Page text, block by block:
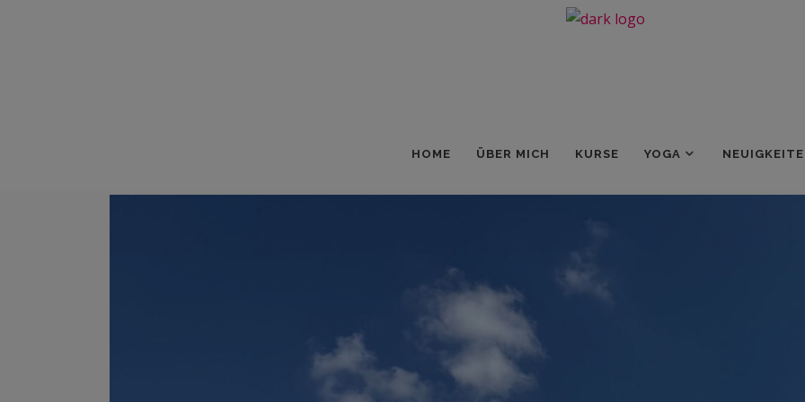
HOME ÜBER MICH KURSE YOGA